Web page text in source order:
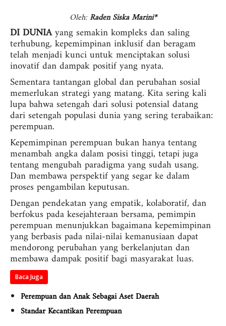
Oleh:Raden Siska Marini*
DI DUNIAyang semakin kompleks dan saling
terhubung, kepemimpinan inklusif dan beragam
telah menjadi kunci untuk menciptakan solusi
inovatif dan dampak positif yang nyata.
Sementara tantangan global dan perubahan sosial
memerlukan strategi yang matang. Kita sering kali
lupa bahwa setengah dari solusi potensial datang
dari setengah populasi dunia yang sering terabaikan:
perempuan.
Kepemimpinan perempuan bukan hanya tentang
menambah angka dalam posisi tinggi, tetapi juga
tentang mengubah paradigma yang sudah usang.
Dan membawa perspektif yang segar ke dalam
proses pengambilan keputusan.
Dengan pendekatan yang empatik, kolaboratif, dan
berfokus pada kesejahteraan bersama, pemimpin
perempuan menunjukkan bagaimana kepemimpinan
yang berbasis pada nilai-nilai kemanusiaan dapat
mendorong perubahan yang berkelanjutan dan
membawa dampak positif bagi masyarakat luas.
Baca Juga
Perempuan dan Anak Sebagai Aset Daerah
Standar Kecantikan Perempuan